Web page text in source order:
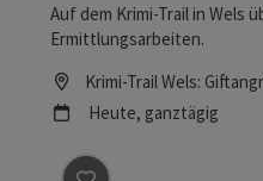
Auf dem Krimi-Trail in Wels
Ermittlungsarbeiten.
Location
Krimi-Trail Wels:
Nächster Termin
Heute, ganztägig